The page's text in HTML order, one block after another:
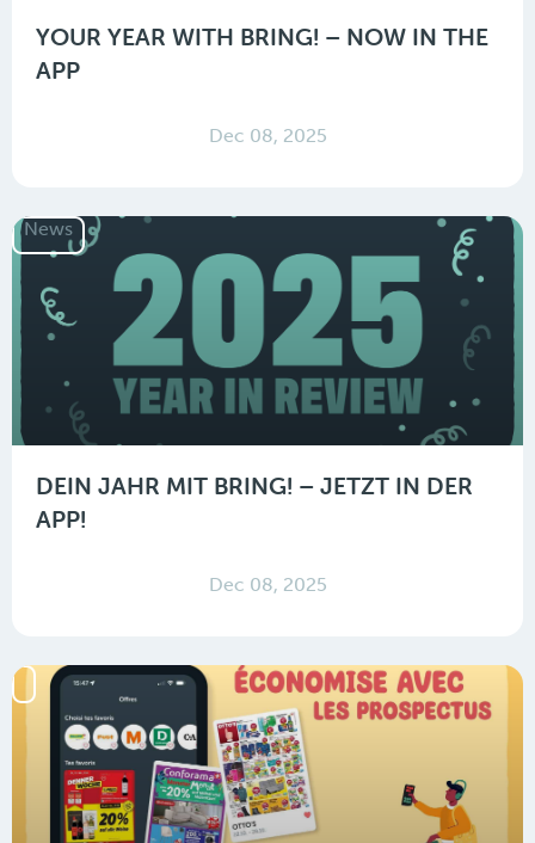
YOUR YEAR WITH BRING! – NOW IN THE
APP
Dec 08, 2025
News
DEIN JAHR MIT BRING! – JETZT IN DER
APP!
Dec 08, 2025